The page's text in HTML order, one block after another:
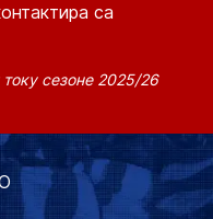
са
току сезоне 2025/26